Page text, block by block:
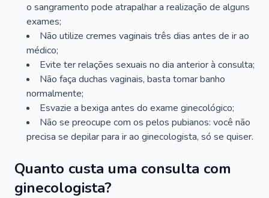
o sangramento pode atrapalhar a realização de alguns
exames;
Não utilize cremes vaginais três dias antes de ir ao
médico;
Evite ter relações sexuais no dia anterior à consulta;
Não faça duchas vaginais, basta tomar banho
normalmente;
Esvazie a bexiga antes do exame ginecológico;
Não se preocupe com os pelos pubianos: você não
precisa se depilar para ir ao ginecologista, só se quiser.
Quanto custa uma consulta com
ginecologista?